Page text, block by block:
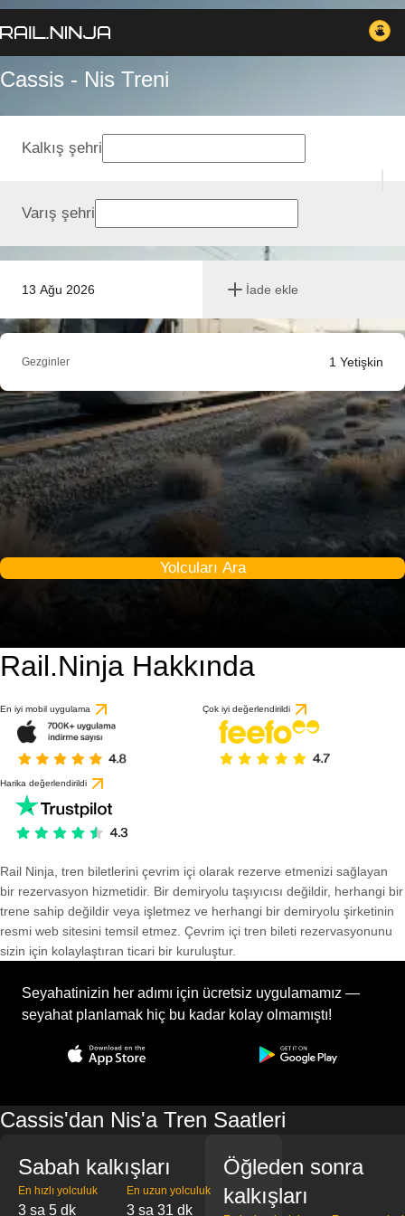
Cassis - Nis Treni
13 Ağu 2026 İade ekle
Kalkış şehri
Varış şehri
Gezginler 1 Yetişkin
Yolcuları Ara
Rail.Ninja Hakkında
En iyi mobil uygulama Çok iyi değerlendirildi
Harika değerlendirildi
Rail Ninja, tren biletlerini çevrim içi olarak rezerve etmenizi sağlayan
bir rezervasyon hizmetidir. Bir demiryolu taşıyıcısı değildir, herhangi bir
trene sahip değildir veya işletmez ve herhangi bir demiryolu şirketinin
resmi web sitesini temsil etmez. Çevrim içi tren bileti rezervasyonunu
sizin için kolaylaştıran ticari bir kuruluştur.
Seyahatinizin her adımı için ücretsiz uygulamamız —
seyahat planlamak hiç bu kadar kolay olmamıştı!
Cassis'dan Nis'a Tren Saatleri
Sabah kalkışları
En hızlı yolculuk
3 sa 5 dk
En uzun yolculuk
3 sa 31 dk
Öğleden sonra
kalkışları